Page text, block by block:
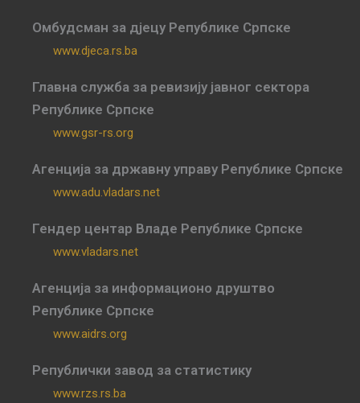
Омбудсман за дјецу Републике Српске
www.djeca.rs.ba
Главна служба за ревизију јавног сектора
Републике Српске
www.gsr-rs.org
Агенција за државну управу Републике Српске
www.adu.vladars.net
Гендер центар Владе Републике Српске
www.vladars.net
Агенција за информационо друштво
Републике Српске
www.aidrs.org
Републички завод за статистику
www.rzs.rs.ba